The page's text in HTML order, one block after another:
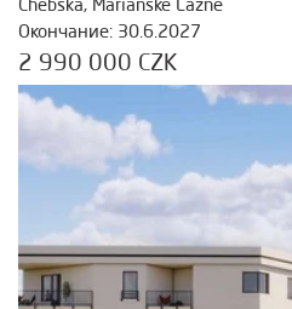
Chebská, Mariánské Lázně
Окончание: 30.6.2027
2 990 000 CZK